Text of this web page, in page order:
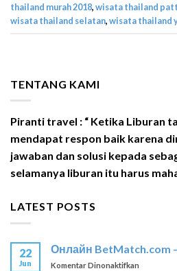
TENTANG KAMI
Piranti travel : “ Ketika Liburan
mendapat respon baik karena
jawaban dan solusi kepada
selamanya liburan itu harus
LATEST POSTS
22
Jun
Онлайн BetMatch.com
Komentar Dinonaktifkan
thailand murah 2018,wisata thailand
wisata thailand selatan,wisata thailand